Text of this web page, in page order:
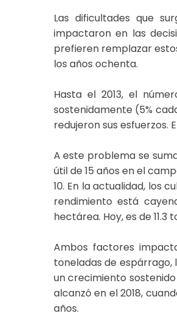
Las dificultades que
impactaron en las
prefieren remplazar
los años ochenta.
Hasta el 2013, el
sostenidamente (5%
redujeron sus esfuerzos.
A este problema se
útil de 15 años en el
10. En la actualidad, los
rendimiento está
hectárea. Hoy, es de
Ambos factores
toneladas de espárrago,
un crecimiento
alcanzó en el 2018,
años.